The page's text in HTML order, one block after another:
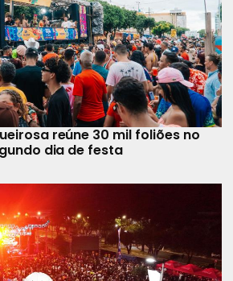
reúne 30 mil foliões no
dia de festa